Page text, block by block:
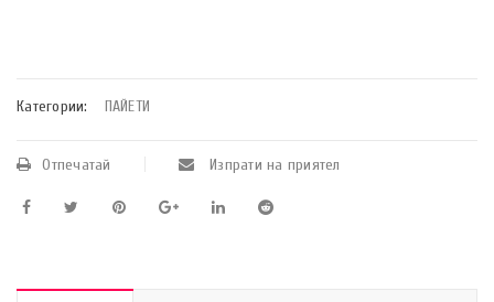
Категории: ПАЙЕТИ
Отпечатай Изпрати на приятел